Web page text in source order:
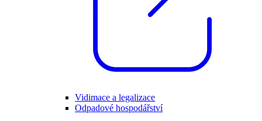
Vidimace a legalizace
Odpadové hospodářství